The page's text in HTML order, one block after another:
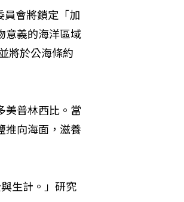
員會將鎖定「加
意義的海洋區域
將於公海條約
美普林西比。當
推向海面，滋養
生計。」研究